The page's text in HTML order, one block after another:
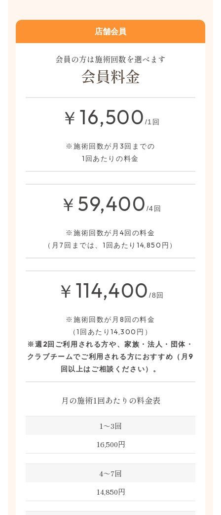
店舗会員
会員の方は施術回数を選べます
会員料金
￥ 16,500 /1回
※施術回数が月3回までの
1回あたりの料金
￥ 59,400 /4回
※施術回数が月4回の料金
（月7回までは、1回あたり14,850円）
￥ 114,400 /8回
※施術回数が月8回の料金
（1回あたり14,300円）
※週2回ご利用される方や、家族・法人・団体・
クラブチームでご利用される方におすすめ（月9
回以上はご相談ください）。
月の施術1回あたりの料金表
1～3回
16,500円
4～7回
14,850円